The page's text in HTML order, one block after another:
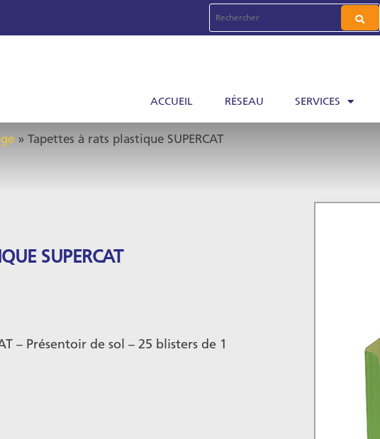
ACCUEIL RÉSEAU SERVICES
» Tapettes à rats plastique SUPERCAT
SUPERCAT
– Présentoir de sol – 25 blisters de 1